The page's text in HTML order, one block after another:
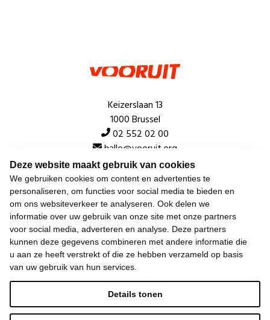
Deze website maakt gebruik van cookies
We gebruiken cookies om content en advertenties te
personaliseren, om functies voor social media te bieden en
om ons websiteverkeer te analyseren. Ook delen we
informatie over uw gebruik van onze site met onze partners
voor social media, adverteren en analyse. Deze partners
kunnen deze gegevens combineren met andere informatie die
u aan ze heeft verstrekt of die ze hebben verzameld op basis
van uw gebruik van hun services.
Details tonen
Keizerslaan 13
1000 Brussel
02 552 02 00
hallo@vooruit.org
Snel
Over de beweging
Algemeen
Laatste nieuws